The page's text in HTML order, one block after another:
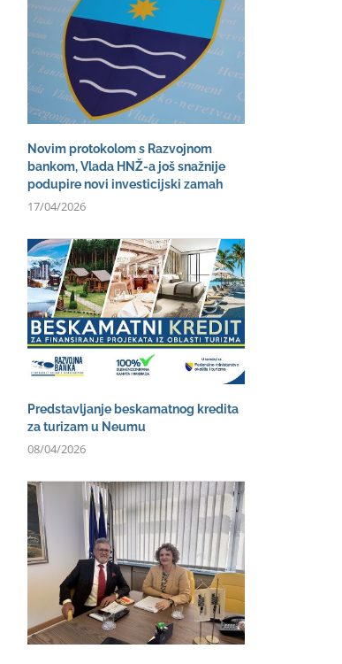
Novim protokolom s Razvojnom
bankom, Vlada HNŽ-a još snažnije
podupire novi investicijski zamah
17/04/2026
Predstavljanje beskamatnog kredita
za turizam u Neumu
08/04/2026